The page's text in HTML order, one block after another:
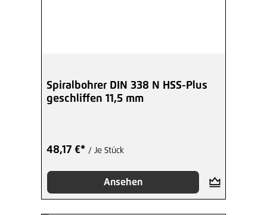
Spiralbohrer DIN 338 N HSS-Plus
geschliffen 11,5 mm
48,17 €* / Je Stück
Ansehen